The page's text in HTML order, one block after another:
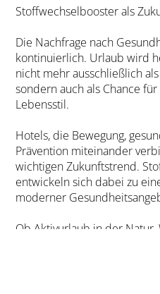
Stoffwechselbooster als
Die Nachfrage nach
kontinuierlich. Urlaub wird
nicht mehr ausschließlich
sondern auch als Chance
Lebensstil.
Hotels, die Bewegung,
Prävention miteinander
wichtigen Zukunftstrend.
entwickeln sich dabei zu
moderner
Ob Aktivurlaub in der